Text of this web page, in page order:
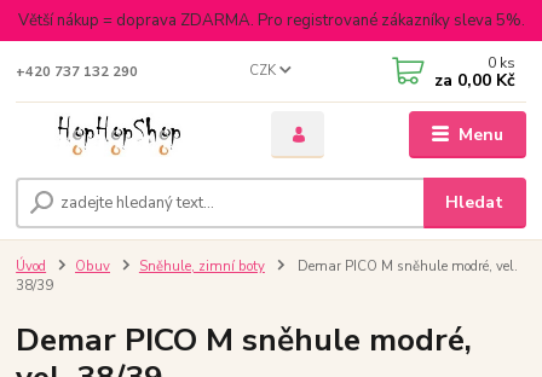
Větší nákup = doprava ZDARMA. Pro registrované zákazníky sleva 5%.
Menu
CZK
Hledat
+420 737 132 290 0 ks
za 0,00 Kč
Úvod Obuv Sněhule, zimní boty
Demar PICO M sněhule modré, vel.
38/39
Demar PICO M sněhule modré,